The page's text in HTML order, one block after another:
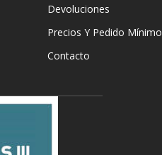
Devoluciones
Precios Y Pedido Mínimo
Contacto